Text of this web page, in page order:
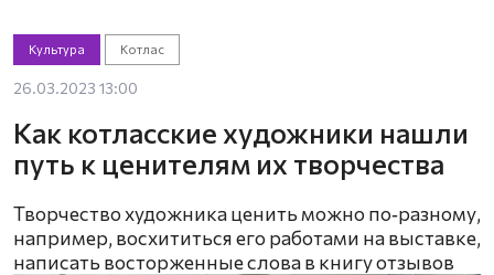
Культура Котлас
26.03.2023 13:00
Как котласские художники нашли
путь к ценителям их творчества
Творчество художника ценить можно по‑разному,
например, восхититься его работами на выставке,
написать восторженные слова в книгу отзывов